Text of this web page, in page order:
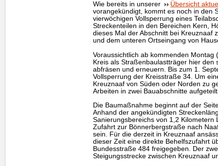
Wie bereits in unserer
Übersicht
vorangekündigt, kommt es noch in den
vierwöchigen Vollsperrung eines
Streckenteilen in den Bereichen Kern,
dieses Mal der Abschnitt bei Kreuznaaf
und dem unteren Ortseingang von
Voraussichtlich ab kommenden Montag
Kreis als Straßenbaulastträger hier den
abfräsen und erneuern. Bis zum 1.
Vollsperrung der Kreisstraße 34. Um
Kreuznaaf von Süden oder Norden zu
Arbeiten in zwei Bauabschnitte
Die Baumaßnahme beginnt auf der
Anhand der angekündigten
Sanierungsbereichs von 1,2 Kilometern
Zufahrt zur Bönnerbergstraße nach
sein. Für die derzeit in Kreuznaaf
dieser Zeit eine direkte Behelfszufahrt
Bundesstraße 484 freigegeben. Der
Steigungsstrecke zwischen Kreuznaaf